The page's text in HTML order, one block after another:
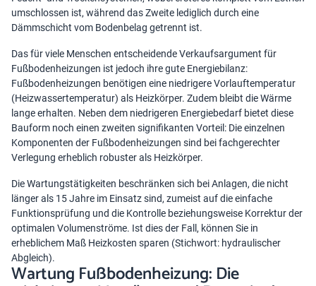
umschlossen ist, während das Zweite lediglich durch eine
Dämmschicht vom Bodenbelag getrennt ist.
Das für viele Menschen entscheidende Verkaufsargument für
Fußbodenheizungen ist jedoch ihre gute Energiebilanz:
Fußbodenheizungen benötigen eine niedrigere Vorlauftemperatur
(Heizwassertemperatur) als Heizkörper. Zudem bleibt die Wärme
lange erhalten. Neben dem niedrigeren Energiebedarf bietet diese
Bauform noch einen zweiten signifikanten Vorteil: Die einzelnen
Komponenten der Fußbodenheizungen sind bei fachgerechter
Verlegung erheblich robuster als Heizkörper.
Die Wartungstätigkeiten beschränken sich bei Anlagen, die nicht
länger als 15 Jahre im Einsatz sind, zumeist auf die einfache
Funktionsprüfung und die Kontrolle beziehungsweise Korrektur der
optimalen Volumenströme. Ist dies der Fall, können Sie in
erheblichem Maß Heizkosten sparen (Stichwort: hydraulischer
Abgleich).
Wartung Fußbodenheizung: Die